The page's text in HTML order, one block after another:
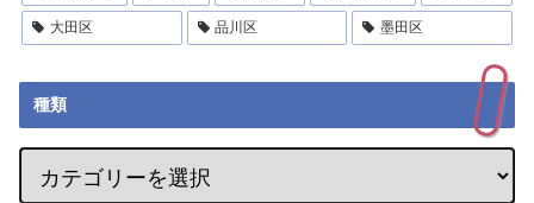
大田区 品川区 墨田区
種類